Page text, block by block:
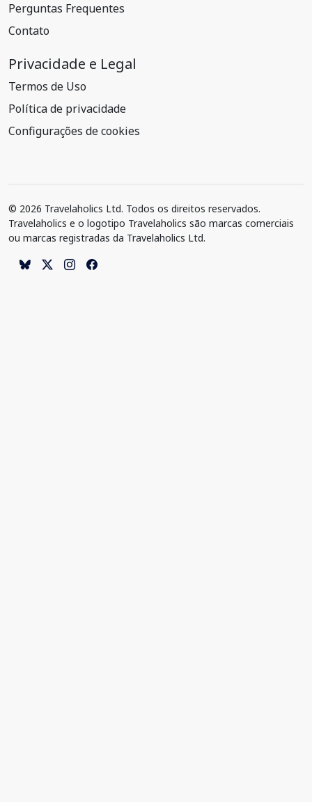
Perguntas Frequentes
Contato
Privacidade e Legal
Termos de Uso
Política de privacidade
Configurações de cookies
© 2026 Travelaholics Ltd. Todos os direitos reservados.
Travelaholics e o logotipo Travelaholics são marcas comerciais
ou marcas registradas da Travelaholics Ltd.